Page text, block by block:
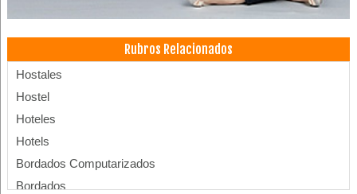
Rubros Relacionados
Hostales
Hostel
Hoteles
Hotels
Bordados Computarizados
Bordados